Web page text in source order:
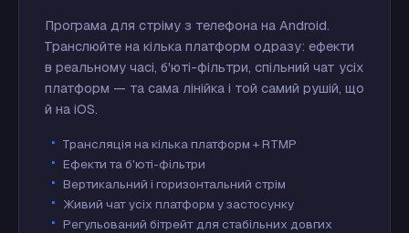
Програма для стріму з телефона на Android.
Транслюйте на кілька платформ одразу: ефекти
в реальному часі, б'юті-фільтри, спільний чат усіх
платформ — та сама лінійка і той самий рушій, що
й на iOS.
Трансляція на кілька платформ + RTMP
Ефекти та б'юті-фільтри
Вертикальний і горизонтальний стрім
Живий чат усіх платформ у застосунку
Регульований бітрейт для стабільних довгих